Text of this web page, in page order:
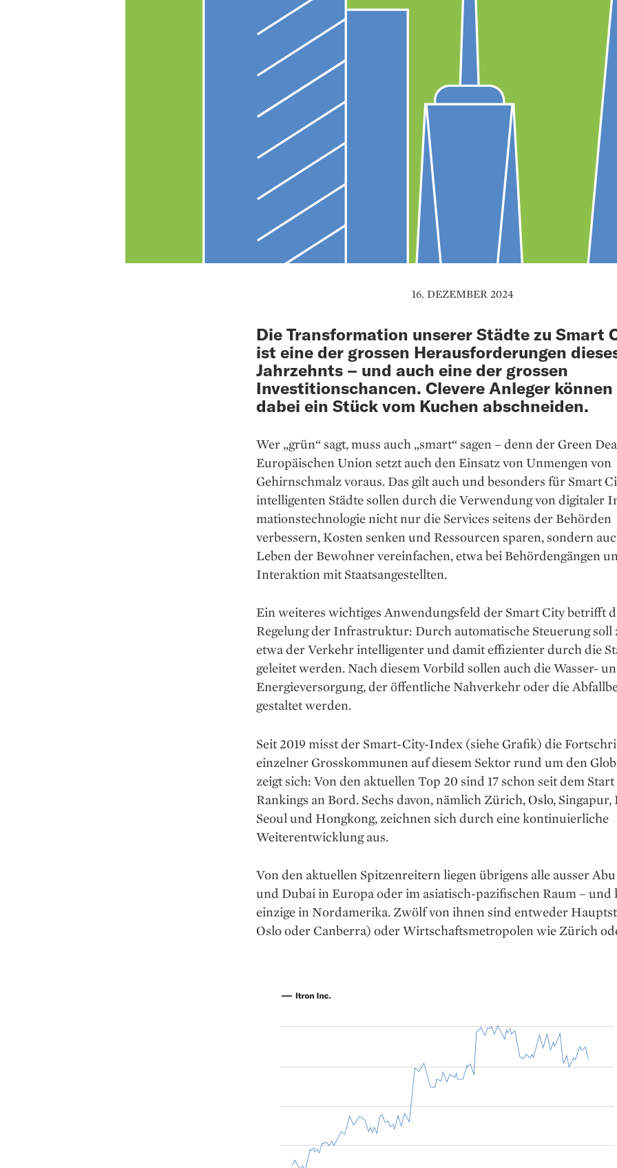
16. DEZEMBER 2024
Die Transformation unserer Städte zu Smart
ist eine der grossen Herausforderungen
Jahrzehnts – und auch eine der grossen
Investitions­chancen. Clevere Anleger können
dabei ein Stück vom Kuchen abschneiden.
Wer „grün“ sagt, muss auch „smart“ sagen – denn der Green
Europäischen Union setzt auch den Einsatz von Unmengen von
Gehirnschmalz voraus. Das gilt auch und besonders für Smart
intelligenten Städte sollen durch die Verwendung von digitaler
mationstechnologie nicht nur die Services seitens der Behörden
verbessern, Kosten senken und Ressourcen sparen, sondern
Leben der Bewohner vereinfachen, etwa bei Behördengängen
Inter­aktion mit Staatsangestellten.
Ein weiteres wichtiges ­Anwendungsfeld der Smart City ­betrifft
Regelung der Infra­struktur: Durch automatische ­Steuerung
etwa der Verkehr ­intelligenter und damit ­effizienter durch die
geleitet werden. Nach ­diesem Vorbild ­sollen auch die Wasser-
Energie­versorgung, der öffentliche Nah­verkehr oder die
gestaltet werden.
Seit 2019 misst der Smart-­City-Index (siehe Grafik) die
einzelner Grosskommunen auf ­diesem Sektor rund um den
zeigt sich: Von den aktuellen Top 20 sind 17 schon seit dem Start
Rankings an Bord. Sechs ­davon, nämlich Zürich, Oslo, Singapur,
Seoul und Hongkong, zeichnen sich durch eine kontinuierliche
Weiterentwicklung aus.
Von den aktuellen Spitzen­reitern liegen übrigens alle ­ausser
und Dubai in ­Europa oder im asiatisch-pazifischen Raum – und
einzige in Nordamerika. Zwölf von ihnen sind entweder
Oslo oder Canberra) oder Wirtschafts­metropolen wie Zürich